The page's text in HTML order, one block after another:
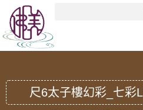
尺6太子樓幻彩_七彩